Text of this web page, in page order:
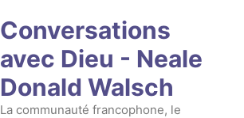
Conversations
avec Dieu - Neale
Donald Walsch
La communauté francophone, le